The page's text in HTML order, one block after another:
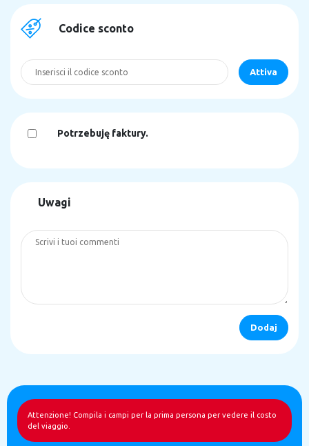
Codice sconto
Potrzebuję faktury.
Uwagi
Attenzione! Compila i campi per la prima persona per vedere il costo
del viaggio.